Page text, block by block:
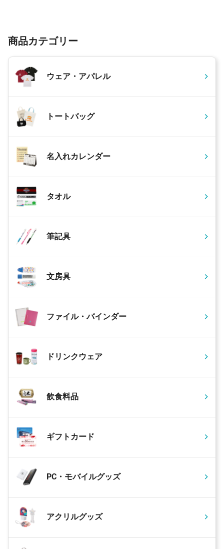
商品カテゴリー
ウェア・アパレル
トートバッグ
名入れカレンダー
タオル
筆記具
文房具
ファイル・バインダー
ドリンクウェア
飲食料品
ギフトカード
PC・モバイルグッズ
アクリルグッズ